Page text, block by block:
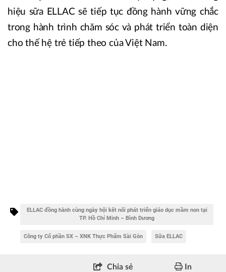
hiệu sữa ELLAC sẽ tiếp tục đồng hành vững chắc
trong hành trình chăm sóc và phát triển toàn diện
cho thế hệ trẻ tiếp theo của Việt Nam.
ELLAC đồng hành cùng ngày hội kết nối phát triển giáo dục mầm non tại
TP. Hồ Chí Minh – Bình Dương
Công ty Cổ phần SX – XNK Thực Phẩm Sài Gòn Sữa ELLAC
Chia sẻ In